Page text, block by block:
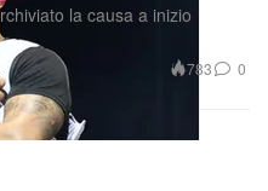
la causa a inizio
783 0